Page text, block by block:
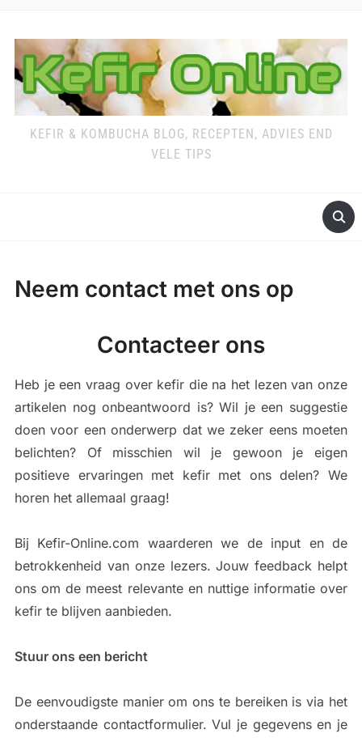
KEFIR & KOMBUCHA BLOG, RECEPTEN, ADVIES END
VELE TIPS
Neem contact met ons op
Contacteer ons
Heb je een vraag over kefir die na het lezen van onze
artikelen nog onbeantwoord is? Wil je een suggestie
doen voor een onderwerp dat we zeker eens moeten
belichten? Of misschien wil je gewoon je eigen
positieve ervaringen met kefir met ons delen? We
horen het allemaal graag!
Bij Kefir-Online.com waarderen we de input en de
betrokkenheid van onze lezers. Jouw feedback helpt
ons om de meest relevante en nuttige informatie over
kefir te blijven aanbieden.
Stuur ons een bericht
De eenvoudigste manier om ons te bereiken is via het
onderstaande contactformulier. Vul je gegevens en je